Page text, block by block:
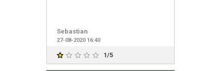
Sebastian
27-08-2020 16:40
1/5